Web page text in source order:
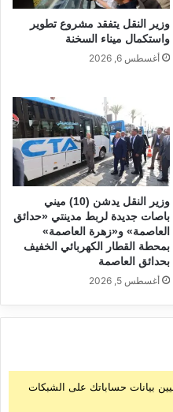
وزير النقل يتفقد مشروع تطوير
واستكمال ميناء السخنة
أغسطس 6, 2026
وزير النقل يدشن (10) ميني
باصات جديدة لربط مدينتي «حدائق
العاصمة» و«زهرة العاصمة»
بمحطة القطار الكهربائي الخفيف
بحدائق العاصمة
أغسطس 5, 2026
بيانات حساباتك على الشبكات